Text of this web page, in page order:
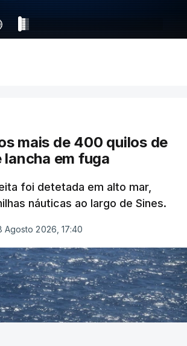
mais de 400 quilos de
lancha em fuga
foi detetada em alto mar,
náuticas ao largo de Sines.
Agosto 2026, 17:40